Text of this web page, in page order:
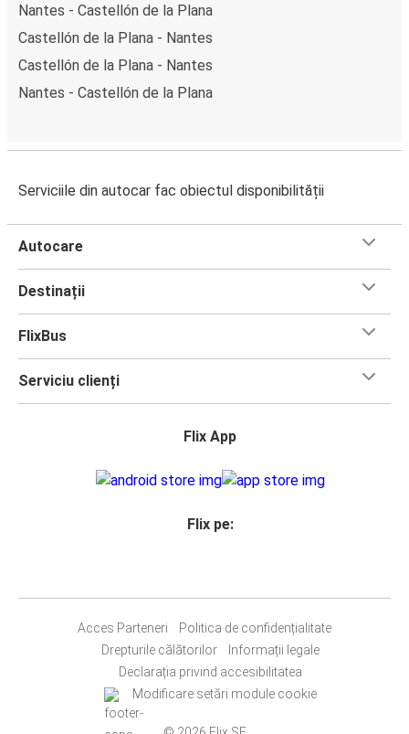
Nantes - Castellón de la Plana
Castellón de la Plana - Nantes
Castellón de la Plana - Nantes
Nantes - Castellón de la Plana
Serviciile din autocar fac obiectul disponibilității
Autocare
Destinații
FlixBus
Serviciu clienți
Flix App
Flix pe:
Acces Parteneri
Politica de confidențialitate
Drepturile călătorilor
Informații legale
Declarația privind accesibilitatea
Modificare setări module cookie